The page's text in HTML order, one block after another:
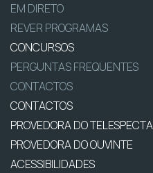
EM DIRETO
REVER PROGRAMAS
CONCURSOS
PERGUNTAS FREQUENTES
CONTACTOS
CONTACTOS
PROVEDORA DO
PROVEDORA DO OUVINTE
ACESSIBILIDADES